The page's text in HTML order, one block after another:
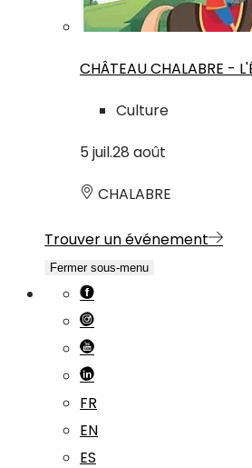
CHÂTEAU CHALABRE -
Culture
5 juil.28 août
CHALABRE
Trouver un événement
Fermer sous-menu
FR
EN
ES